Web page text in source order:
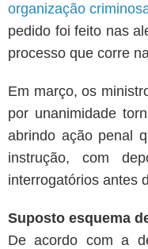
organização
pedido foi feito nas
processo que corre na
Em março, os
por unanimidade
abrindo ação penal
instrução, com
interrogatórios antes
Suposto esquema
De acordo com a